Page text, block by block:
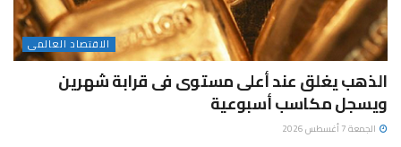
الاقتصاد العالمى
الذهب يغلق عند أعلى مستوى فى قرابة شهرين
ويسجل مكاسب أسبوعية
الجمعة 7 أغسطس 2026